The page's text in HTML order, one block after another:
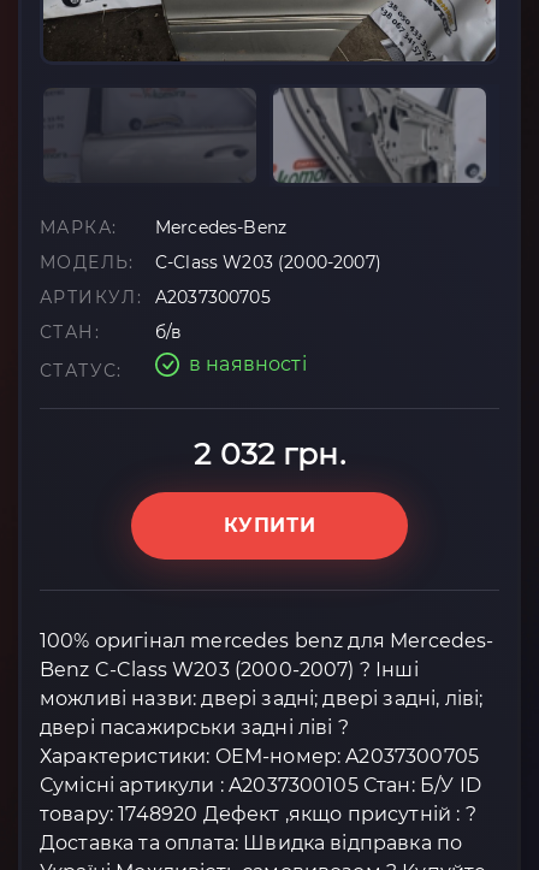
МАРКА:
Mercedes-Benz
МОДЕЛЬ:
C-Class W203 (2000-2007)
АРТИКУЛ:
A2037300705
СТАН:
б/в
СТАТУС:
в наявності
2 032 грн.
КУПИТИ
100% оригінал mercedes benz для Mercedes-
Benz C-Class W203 (2000-2007) ? Інші
можливі назви: двері задні; двері задні, ліві;
двері пасажирськи задні ліві ?
Характеристики: OEM-номер: A2037300705
Сумісні артикули : A2037300105 Стан: Б/У ID
товару: 1748920 Дефект ,якщо присутній : ?
Доставка та оплата: Швидка відправка по